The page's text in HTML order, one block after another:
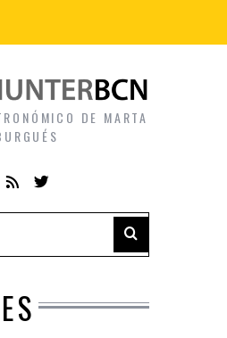
DE MARTA